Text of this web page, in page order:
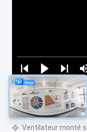
Play
next
Play
Play
next
Loaded:
0%
Ventilateurs
Ventilateur monté